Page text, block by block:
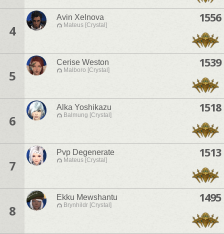
4
Avin Xelnova
Mateus [Crystal]
1556
5
Cerise Weston
Malboro [Crystal]
1539
6
Alka Yoshikazu
Balmung [Crystal]
1518
7
Pvp Degenerate
Mateus [Crystal]
1513
8
Ekku Mewshantu
Brynhildr [Crystal]
1495